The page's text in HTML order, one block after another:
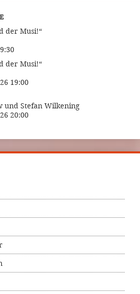
der Musi!“
der Musi!“
19:00
und Stefan Wilkening
20:00